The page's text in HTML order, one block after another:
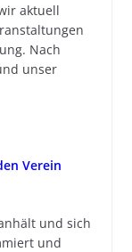
aktuell
Nach
unser
Verein
und sich
und